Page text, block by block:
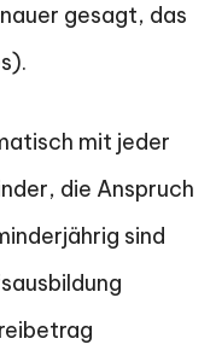
gesagt, das
mit jeder
die Anspruch
sind